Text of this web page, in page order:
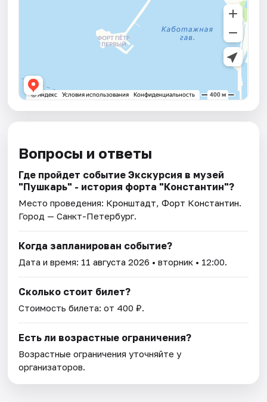
Вопросы и ответы
Где пройдет событие Экскурсия в музей
"Пушкарь" - история форта "Константин"?
Место проведения: Кронштадт, Форт Константин.
Город — Санкт-Петербург.
Когда запланирован событие?
Дата и время: 11 августа 2026 • вторник • 12:00.
Сколько стоит билет?
Стоимость билета: от 400 ₽.
Есть ли возрастные ограничения?
Возрастные ограничения уточняйте у
организаторов.